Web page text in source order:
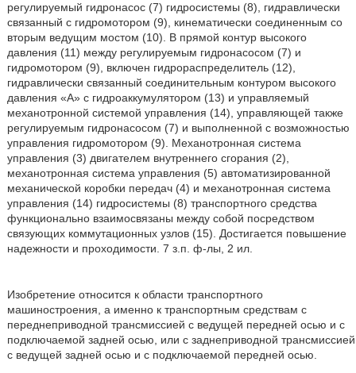
регулируемый гидронасос (7) гидросистемы (8), гидравлически
связанный с гидромотором (9), кинематически соединенным со
вторым ведущим мостом (10). В прямой контур высокого
давления (11) между регулируемым гидронасосом (7) и
гидромотором (9), включен гидрораспределитель (12),
гидравлически связанный соединительным контуром высокого
давления «А» с гидроаккумулятором (13) и управляемый
механотронной системой управления (14), управляющей также
регулируемым гидронасосом (7) и выполненной с возможностью
управления гидромотором (9). Механотронная система
управления (3) двигателем внутреннего сгорания (2),
механотронная система управления (5) автоматизированной
механической коробки передач (4) и механотронная система
управления (14) гидросистемы (8) транспортного средства
функционально взаимосвязаны между собой посредством
связующих коммутационных узлов (15). Достигается повышение
надежности и проходимости. 7 з.п. ф-лы, 2 ил.
Изобретение относится к области транспортного
машиностроения, а именно к транспортным средствам с
переднеприводной трансмиссией с ведущей передней осью и с
подключаемой задней осью, или с заднеприводной трансмиссией
с ведущей задней осью и с подключаемой передней осью.